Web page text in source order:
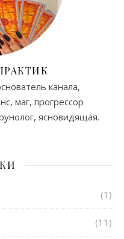
канала,
маг, прогрессор
ясновидящая.
(1)
(11)